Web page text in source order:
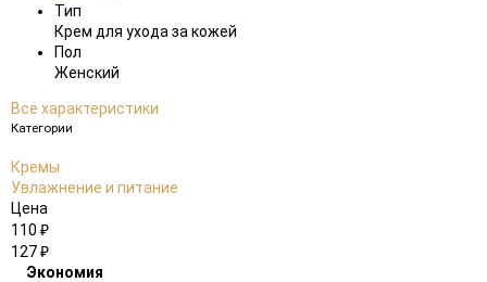
Тип
Крем для ухода за кожей
Пол
Женский
Все характеристики
Категории
Кремы
Увлажнение и питание
Цена
110 ₽
127₽
Экономия